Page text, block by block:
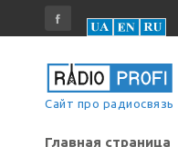
Сайт про радиосвязь
Главная страница